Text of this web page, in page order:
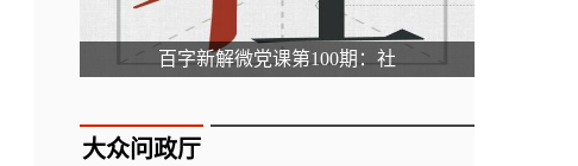
百字新解微党课第100期：社
大众问政厅